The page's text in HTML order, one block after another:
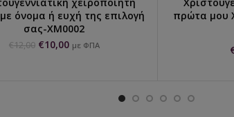
ΕΠΙΛΟΓΉ...
όνομα ή ευχή της επιλογή
σας-XM0002
€12,00 €10,00 με ΦΠΑ
πρώτα μου